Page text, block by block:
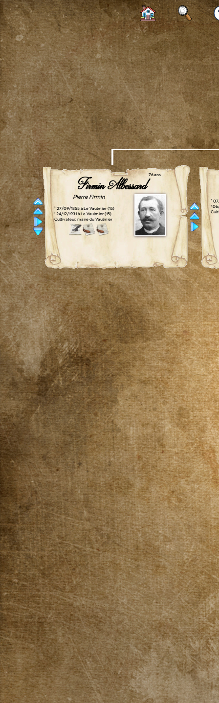
76 ans
Firmin Albessard
Pierre Firmin
° 27/09/1855 à Le Vaulmier (15)
† 24/12/1931 à Le Vaulmier (15)
Cultivateur, maire du Vaulmier
°
†